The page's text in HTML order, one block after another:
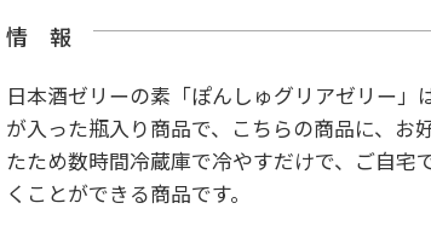
情 報
日本酒ゼリーの素「ぽんしゅグリアゼリー
が入った瓶入り商品で、こちらの商品に、お
たため数時間冷蔵庫で冷やすだけで、ご自
くことができる商品です。